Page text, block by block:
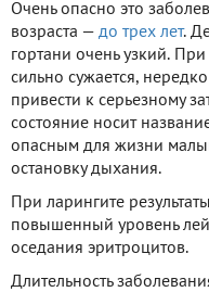
Очень опасно это
возраста — до трех лет.
гортани очень узкий.
сильно сужается,
привести к серьезному
состояние носит
опасным для жизни
остановку дыхания.
При ларингите результаты
повышенный уровень
оседания эритроцитов.
Длительность